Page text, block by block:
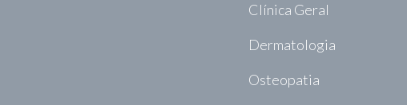
Clínica Geral
Dermatologia
Osteopatia